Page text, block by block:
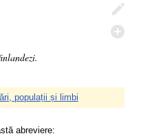
populații și limbi
abreviere: